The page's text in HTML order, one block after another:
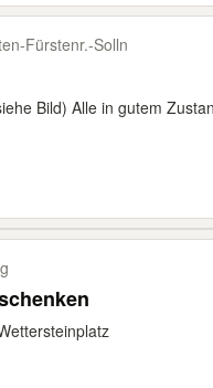
​Fürstenr.-​Solln
Bild) Alle in gutem